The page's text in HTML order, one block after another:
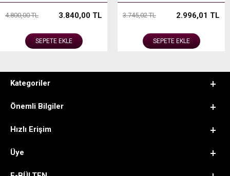
TL 3.745,02 TL 2.996,01 TL
SEPETE EKLE
2.760,00 TL
SEPETE EKLE
Kategoriler
Önemli Bilgiler
Hızlı Erişim
Üye